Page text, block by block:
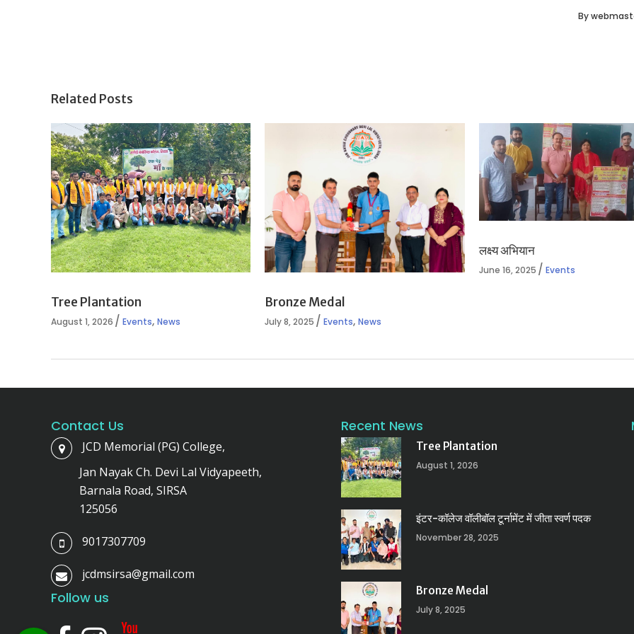
By
Related Posts
Tree Plantation
August 1, 2026 Events, News
Bronze Medal
July 8, 2025 Events,News
लक्ष्य अभियान
June 16, 2025 Events
Contact Us
JCD Memorial (PG) College,
Jan Nayak Ch. Devi Lal Vidyapeeth,
Barnala Road, SIRSA
125056
9017307709
jcdmsirsa@gmail.com
Follow us
Recent News
Tree Plantation
August 1, 2026
इंटर-कॉलेज वॉलीबॉल टूर्नामेंट में जीता स्वर्ण पदक
November 28, 2025
Bronze Medal
July 8, 2025